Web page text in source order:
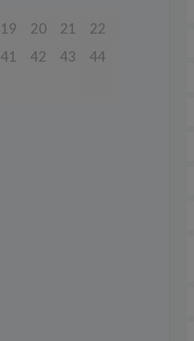
19 20 21
22
41 42 43
44
przetwarzania Twoich
celach, chyba że
nas ważne prawnie
lub obrony